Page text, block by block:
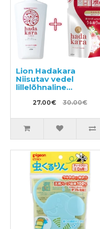
Lion Hadakara
Niisutav vedel
lillelõhnaline
500ml + täide 360ml
27.00€ 30.00€